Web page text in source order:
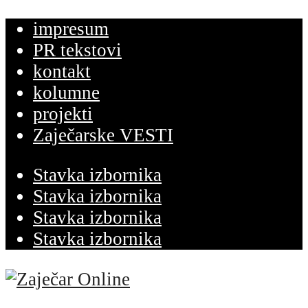
impresum
PR tekstovi
kontakt
kolumne
projekti
Zaječarske VESTI
Stavka izbornika
Stavka izbornika
Stavka izbornika
Stavka izbornika